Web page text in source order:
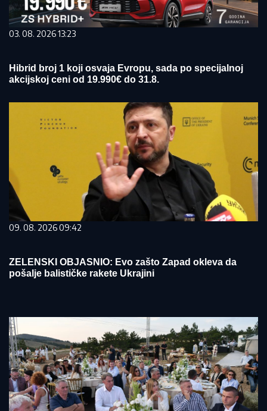
03. 08. 2026 13:23
Hibrid broj 1 koji osvaja Evropu, sada po specijalnoj
akcijskoj ceni od 19.990€ do 31.8.
09. 08. 2026 09:42
ZELENSKI OBJASNIO: Evo zašto Zapad okleva da
pošalje balističke rakete Ukrajini